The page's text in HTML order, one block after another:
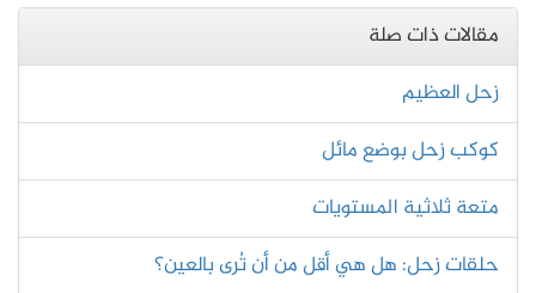
مقالات ذات صلة
زحل العظيم
كوكب زحل بوضع مائل
متعة ثلاثية المستويات
حلقات زحل: هل هي أقل من أن تُرى بالعين؟